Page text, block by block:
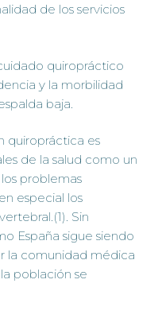
de los servicios
quiropráctico
y la morbilidad
baja.
quiropráctica es
de la salud como un
problemas
especial los
Sin
España sigue siendo
la comunidad médica
población se